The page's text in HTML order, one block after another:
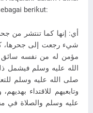
berikut:
أي: إنها كما تنتشر من
شيء رجعت إلى جحرها،
مؤمن له من نفسه سائق
الله عليه وسلم فيشمل
صلى الله عليه وسلم
وتابعيهم للاقتداء
عليه وسلم والصلاة في